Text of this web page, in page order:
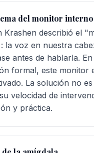
del monitor interno
Krashen describió el
la voz en nuestra
antes de hablarla.
formal, este monitor
La solución no
velocidad de
y práctica.